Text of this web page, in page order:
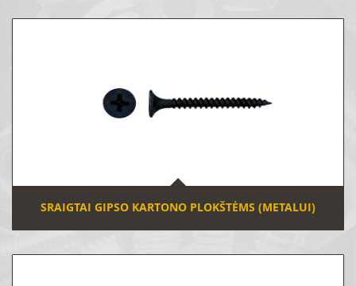
SRAIGTAI GIPSO KARTONO PLOKŠTĖMS (METALUI)